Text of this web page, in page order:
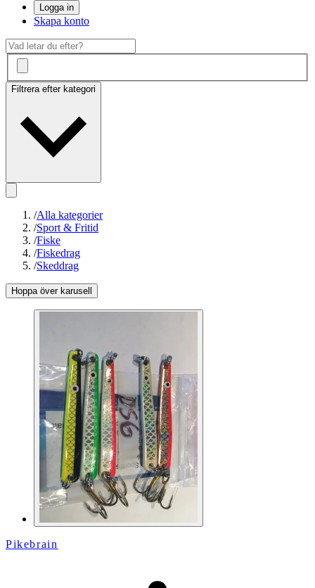
Logga in
Skapa konto
Filtrera efter kategori
/Alla kategorier
/Sport & Fritid
/Fiske
/Fiskedrag
/Skeddrag
Hoppa över karusell
Pikebrain